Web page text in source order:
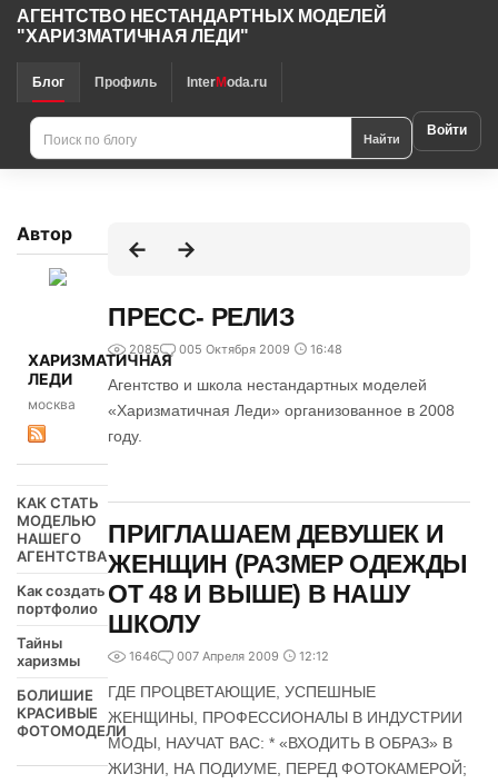
АГЕНТСТВО НЕСТАНДАРТНЫХ МОДЕЛЕЙ
"ХАРИЗМАТИЧНАЯ ЛЕДИ"
Блог Профиль InterModa.ru
Найти Войти
Автор
ХАРИЗМАТИЧНАЯ
ЛЕДИ
москва
КАК СТАТЬ
МОДЕЛЬЮ
НАШЕГО
АГЕНТСТВА
Как создать
портфолио
Тайны
харизмы
БОЛИШИЕ
КРАСИВЫЕ
ФОТОМОДЕЛИ
ПРЕСС- РЕЛИЗ
2085 005 Октября 2009 16:48
Агентство и школа нестандартных моделей
«Харизматичная Леди» организованное в 2008
году.
ПРИГЛАШАЕМ ДЕВУШЕК И
ЖЕНЩИН (РАЗМЕР ОДЕЖДЫ
ОТ 48 И ВЫШЕ) В НАШУ
ШКОЛУ
1646 007 Апреля 2009 12:12
ГДЕ ПРОЦВЕТАЮЩИЕ, УСПЕШНЫЕ
ЖЕНЩИНЫ, ПРОФЕССИОНАЛЫ В ИНДУСТРИИ
МОДЫ, НАУЧАТ ВАС: * «ВХОДИТЬ В ОБРАЗ» В
ЖИЗНИ, НА ПОДИУМЕ, ПЕРЕД ФОТОКАМЕРОЙ;